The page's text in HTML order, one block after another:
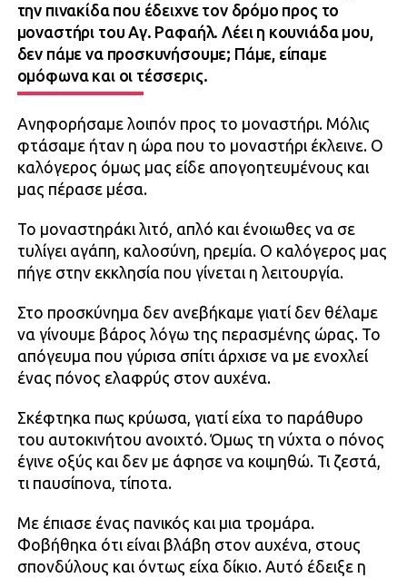
την πινακίδα που έδειχνε τον δρόμο προς το
μοναστήρι του Αγ. Ραφαήλ. Λέει η κουνιάδα μου,
δεν πάμε να προσκυνήσουμε; Πάμε, είπαμε
ομόφωνα και οι τέσσερις.
Ανηφορήσαμε λοιπόν προς το μοναστήρι. Μόλις
φτάσαμε ήταν η ώρα που το μοναστήρι έκλεινε. Ο
καλόγερος όμως μας είδε απογοητευμένους και
μας πέρασε μέσα.
Το μοναστηράκι λιτό, απλό και ένοιωθες να σε
τυλίγει αγάπη, καλοσύνη, ηρεμία. Ο καλόγερος μας
πήγε στην εκκλησία που γίνεται η λειτουργία.
Στο προσκύνημα δεν ανεβήκαμε γιατί δεν θέλαμε
να γίνουμε βάρος λόγω της περασμένης ώρας. Το
απόγευμα που γύρισα σπίτι άρχισε να με ενοχλεί
ένας πόνος ελαφρύς στον αυχένα.
Σκέφτηκα πως κρύωσα, γιατί είχα το παράθυρο
του αυτοκινήτου ανοιχτό. Όμως τη νύχτα ο πόνος
έγινε οξύς και δεν με άφησε να κοιμηθώ. Τι ζεστά,
τι παυσίπονα, τίποτα.
Με έπιασε ένας πανικός και μια τρομάρα.
Φοβήθηκα ότι είναι βλάβη στον αυχένα, στους
σπονδύλους και όντως είχα δίκιο. Αυτό έδειξε η